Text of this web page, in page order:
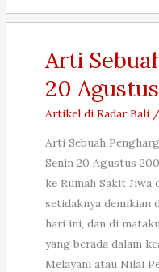
27
2007
Arti
20
Artikel di Radar Bali
Arti Sebuah
Senin 20 Agustus
ke Rumah Sakit Jiwa
setidaknya demikian
hari ini, dan di
yang berada dalam
Melayani atau Nilai